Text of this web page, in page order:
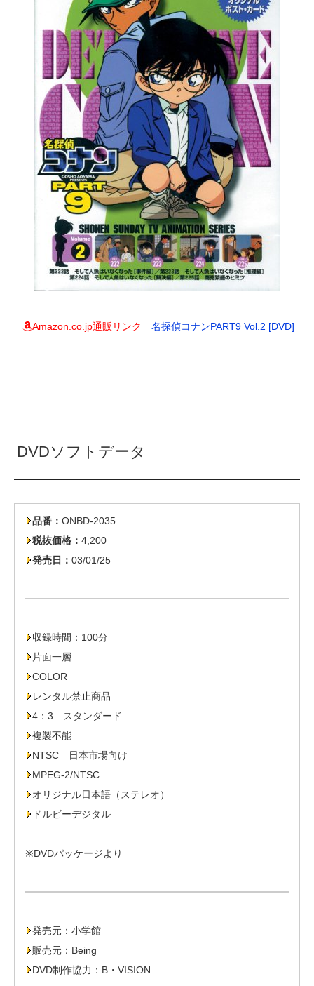
Amazon.co.jp通販リンク 名探偵コナンPART9 Vol.2 [DVD]
DVDソフトデータ
品番： ONBD-2035
税抜価格： 4,200
発売日： 03/01/25
収録時間：100分
片面一層
COLOR
レンタル禁止商品
4：3 スタンダード
複製不能
NTSC 日本市場向け
MPEG-2/NTSC
オリジナル日本語（ステレオ）
ドルビーデジタル
※DVDパッケージより
発売元：小学館
販売元：Being
DVD制作協力：B・VISION